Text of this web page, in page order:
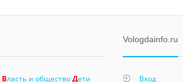
Власть и обществоДети
Vologdainfo.ru
Вход